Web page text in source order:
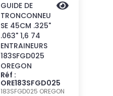
GUIDE DE
TRONCONNEU
SE 45CM .325"
.063" 1,6 74
ENTRAINEURS
183SFGD025
OREGON
Réf :
ORE183SFGD025
183SFGD025 OREGON